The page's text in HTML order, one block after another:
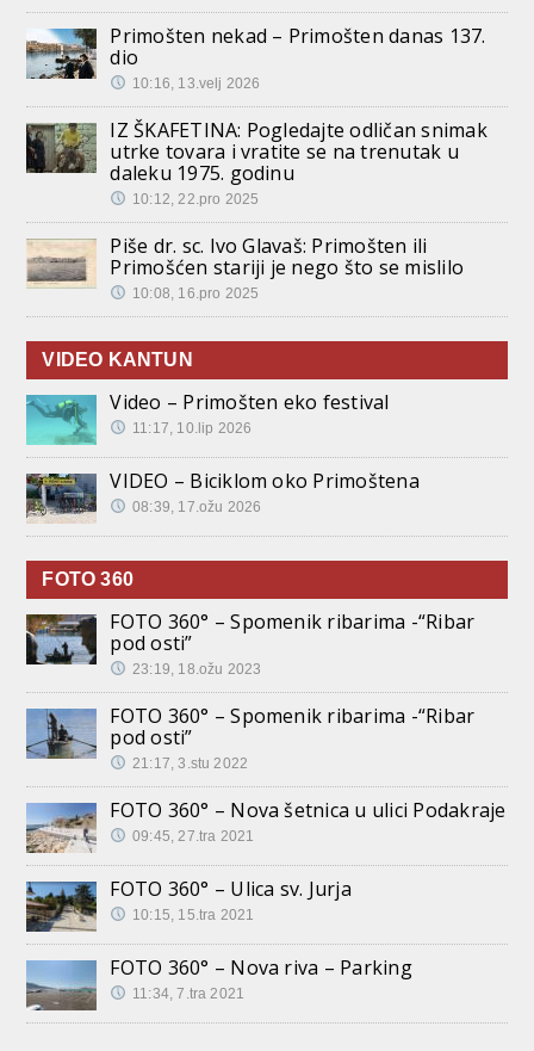
Primošten nekad – Primošten danas 137.
dio
10:16, 13.velj 2026
IZ ŠKAFETINA: Pogledajte odličan snimak
utrke tovara i vratite se na trenutak u
daleku 1975. godinu
10:12, 22.pro 2025
Piše dr. sc. Ivo Glavaš: Primošten ili
Primošćen stariji je nego što se mislilo
10:08, 16.pro 2025
VIDEO KANTUN
Video – Primošten eko festival
11:17, 10.lip 2026
VIDEO – Biciklom oko Primoštena
08:39, 17.ožu 2026
FOTO 360
FOTO 360° – Spomenik ribarima -“Ribar
pod osti”
23:19, 18.ožu 2023
FOTO 360° – Spomenik ribarima -“Ribar
pod osti”
21:17, 3.stu 2022
FOTO 360° – Nova šetnica u ulici Podakraje
09:45, 27.tra 2021
FOTO 360° – Ulica sv. Jurja
10:15, 15.tra 2021
FOTO 360° – Nova riva – Parking
11:34, 7.tra 2021